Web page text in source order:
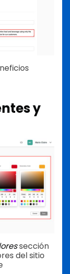
y
sección
del sitio